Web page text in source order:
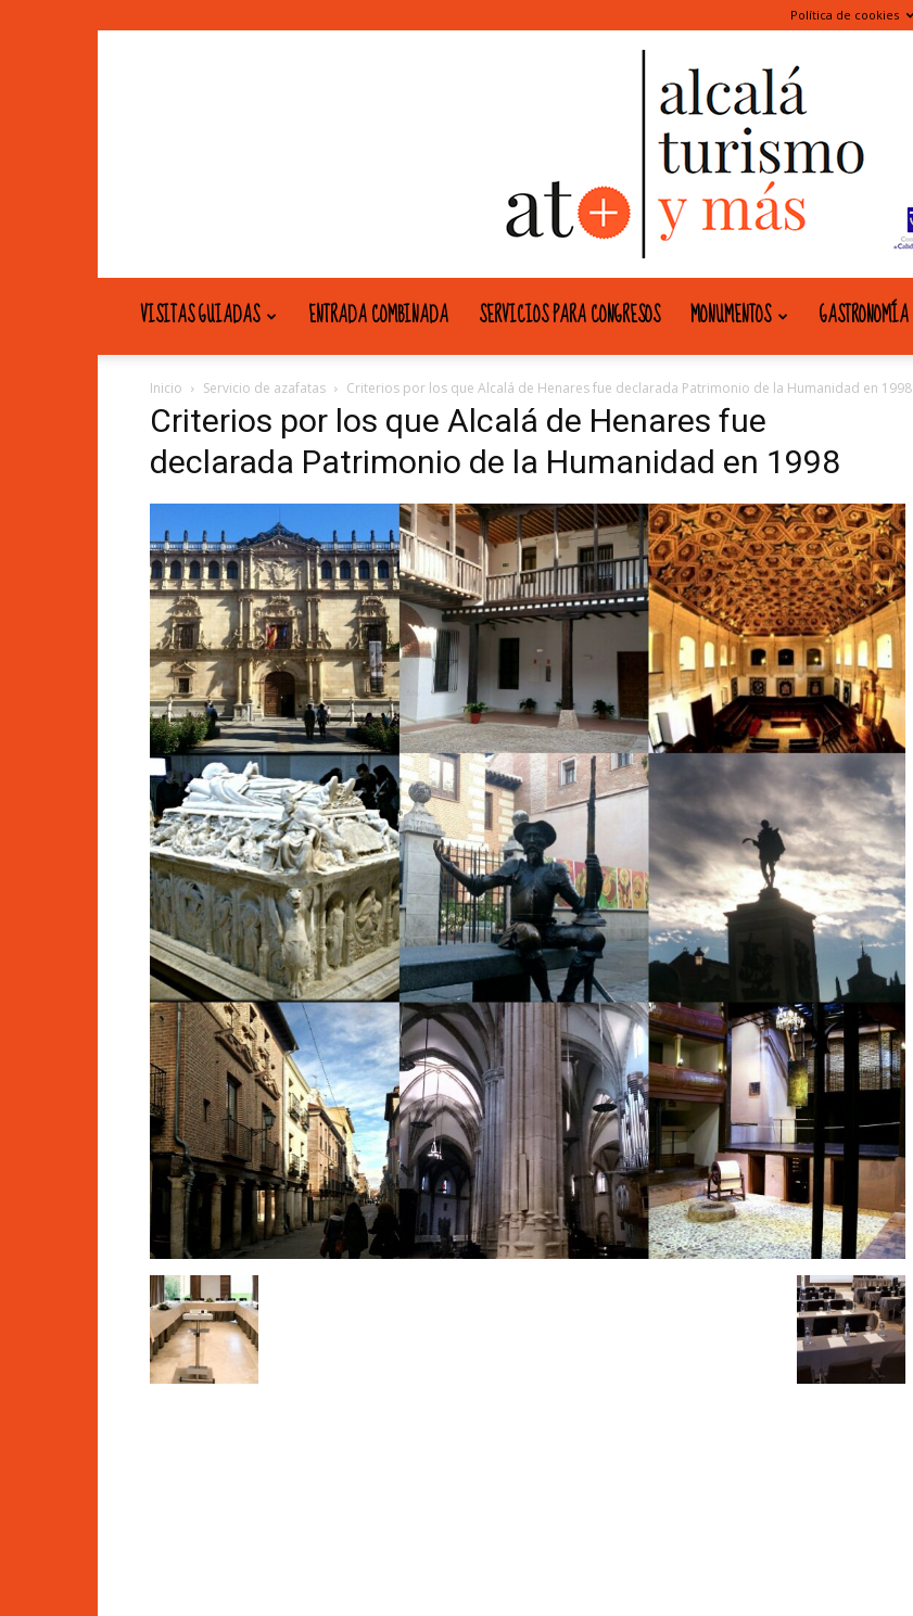
Política de cookies
y
mas
VISITAS GUIADAS ENTRADA COMBINADA SERVICIOS PARA CONGRESOS MONUMENTOS GASTRONOMÍA
Inicio Servicio de azafatas Criterios por los que Alcalá de Henares fue declarada Patrimonio de la Humanidad en 1998
Criterios por los que Alcalá de Henares fue
declarada Patrimonio de la Humanidad en 1998